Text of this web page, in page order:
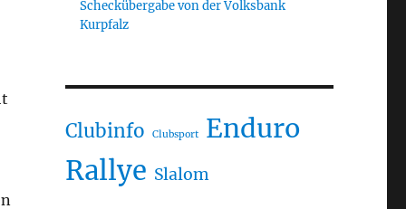
Scheckübergabe von der Volksbank
Kurpfalz
Clubinfo Clubsport Enduro
Rallye Slalom